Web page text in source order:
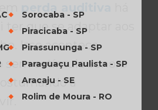
Sorocaba - SP
Piracicaba - SP
Pirassununga - SP
Paraguaçu Paulista - SP
Aracaju - SE
Rolim de Moura - RO
perda auditiva
que se adaptar aos
Isso acontece
sem estímulo sonoro
à